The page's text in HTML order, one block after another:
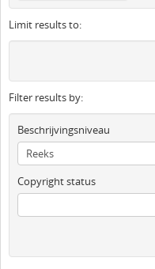
Limit results to:
Filter results by:
Beschrijvingsniveau
Copyright status